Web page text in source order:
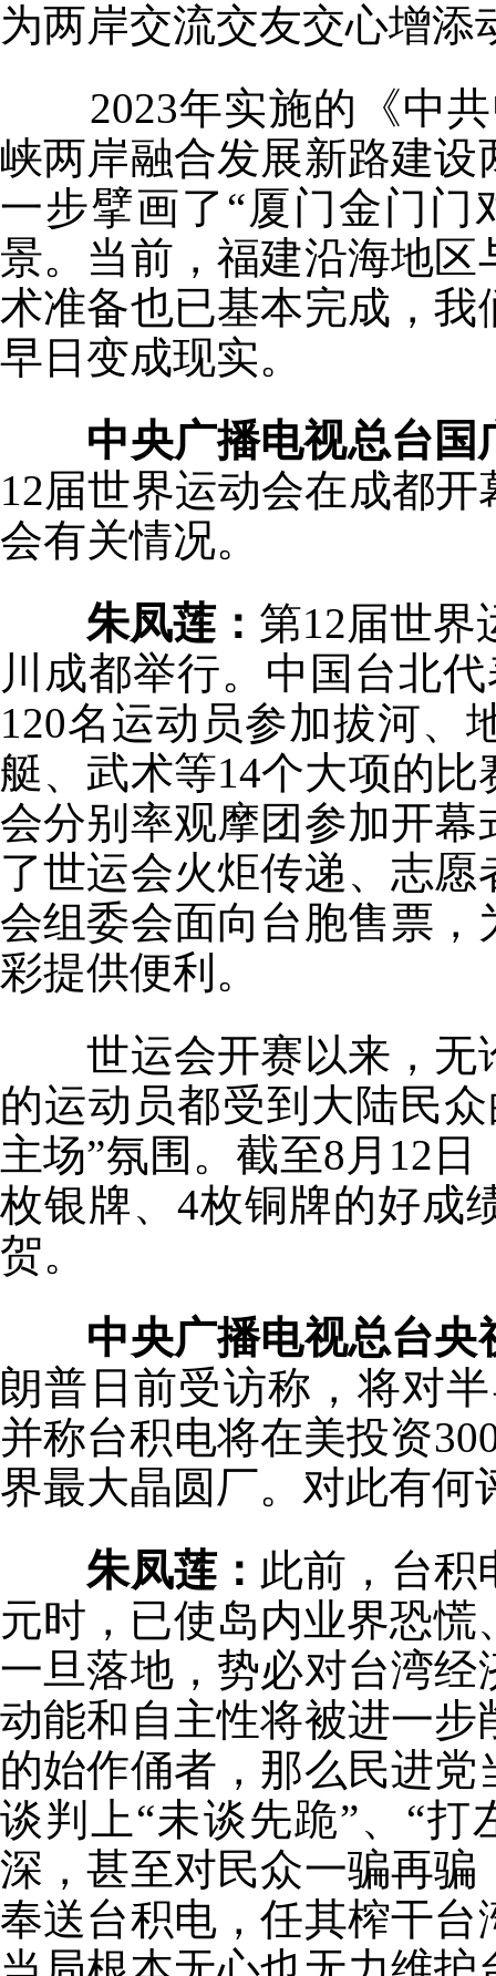
为两岸交流交友交心增添
2023年实施的《中共
峡两岸融合发展新路建
一步擘画了“厦门金门门
景。当前，福建沿海地
术准备也已基本完成，
早日变成现实。
中央广播电视总台
12届世界运动会在成都
会有关情况。
朱凤莲： 第12届世界
川成都举行。中国台北
120名运动员参加拔河、
艇、武术等14个大项的
会分别率观摩团参加开
了世运会火炬传递、志
会组委会面向台胞售票
彩提供便利。
世运会开赛以来，无
的运动员都受到大陆民
主场”氛围。截至8月12
枚银牌、4枚铜牌的好成
贺。
中央广播电视总台
朗普日前受访称，将对
并称台积电将在美投资
界最大晶圆厂。对此有何
朱凤莲： 此前，台积
元时，已使岛内业界恐慌
一旦落地，势必对台湾
动能和自主性将被进一
的始作俑者，那么民进
谈判上“未谈先跪”、“
深，甚至对民众一骗再
奉送台积电，任其榨干